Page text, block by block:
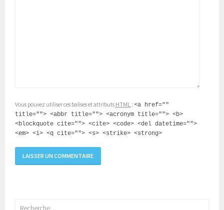
Vous pouvez utiliser ces balises et attributs HTML :<a href=""
title=""> <abbr title=""> <acronym title=""> <b>
<blockquote cite=""> <cite> <code> <del datetime="">
<em> <i> <q cite=""> <s> <strike> <strong>
Rechercher :